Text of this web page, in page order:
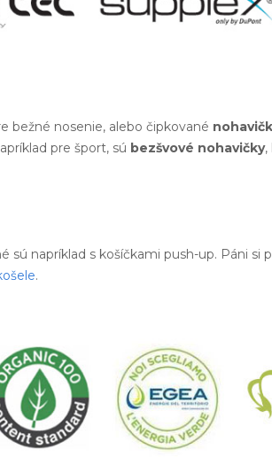
bežné nosenie, alebo čipkované
pre šport, sú bezšvové nohavičky,
sú napríklad s košíčkami push-up. Páni si
.